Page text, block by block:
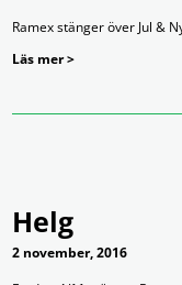
Ramex stänger över Jul &
Läs mer >
Helg
2 november, 2016